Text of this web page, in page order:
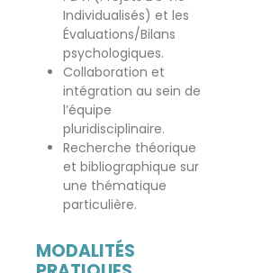
Individualisés) et les
Évaluations/Bilans
psychologiques.
Collaboration et
intégration au sein de
l’équipe
pluridisciplinaire.
Recherche théorique
et bibliographique sur
une thématique
particulière.
MODALITÉS